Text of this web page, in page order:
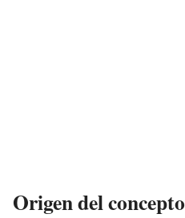
Origen del concepto